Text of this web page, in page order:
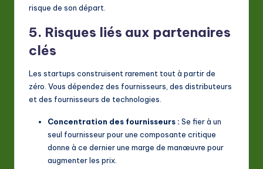
risque de son départ.
5. Risques liés aux partenaires
clés
Les startups construisent rarement tout à partir de
zéro. Vous dépendez des fournisseurs, des distributeurs
et des fournisseurs de technologies.
Concentration des fournisseurs : Se fier à un
seul fournisseur pour une composante critique
donne à ce dernier une marge de manœuvre pour
augmenter les prix.